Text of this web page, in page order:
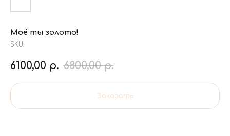
Моё ты золото!
SKU:
6100,00 р. 6800,00 р.
Заказать